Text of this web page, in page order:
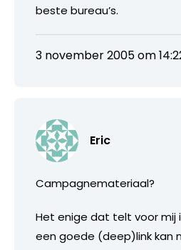
beste bureau’s.
3 november 2005 om
Eric
Campagnemateriaal?
Het enige dat telt voor mij
een goede (deep)link kan